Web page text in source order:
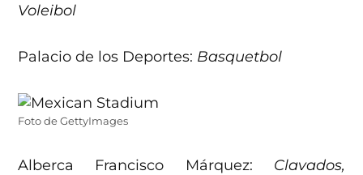
Voleibol
Palacio de los Deportes: Basquetbol
Foto de GettyImages
Alberca Francisco Márquez: Clavados,